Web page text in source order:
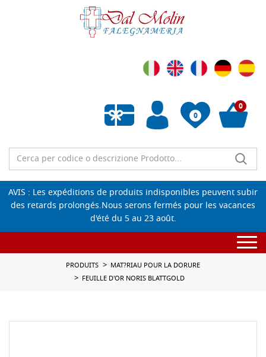
0
Liste de souhaits vide
0
AVIS : Les expéditions de produits indisponibles peuvent subir
des retards prolongés.Nous serons fermés pour les vacances
d'été du 5 au 23 août.
PRODUITS
MAT?RIAU POUR LA DORURE
FEUILLE D'OR NORIS BLATTGOLD